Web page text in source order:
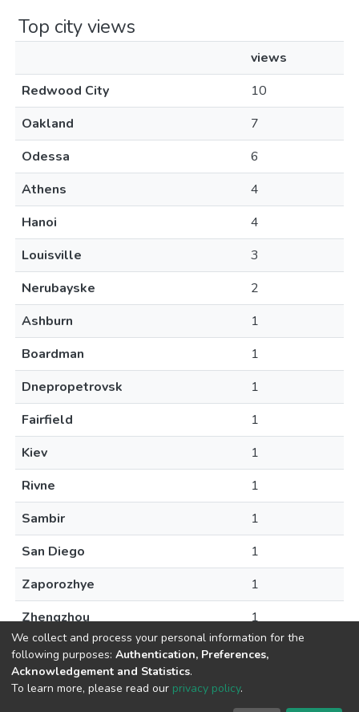
Top city views
views
Redwood City
10
Oakland
7
Odessa
6
Athens
4
Hanoi
4
Louisville
3
Nerubayske
2
Ashburn
1
Boardman
1
Dnepropetrovsk
1
Fairfield
1
Kiev
1
Rivne
1
Sambir
1
San Diego
1
Zaporozhye
1
Zhengzhou
1
DSpace software copyright © 2009-2026
We collect and process your personal information for the
following purposes: Authentication, Preferences,
Acknowledgement and Statistics.
To learn more, please read our privacy policy.